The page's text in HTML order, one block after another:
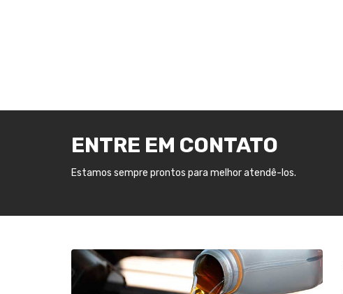
ENTRE EM CONTATO
Estamos sempre prontos para melhor atendê-los.